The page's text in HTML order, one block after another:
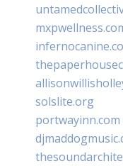
solslite.org
portwayinn.com